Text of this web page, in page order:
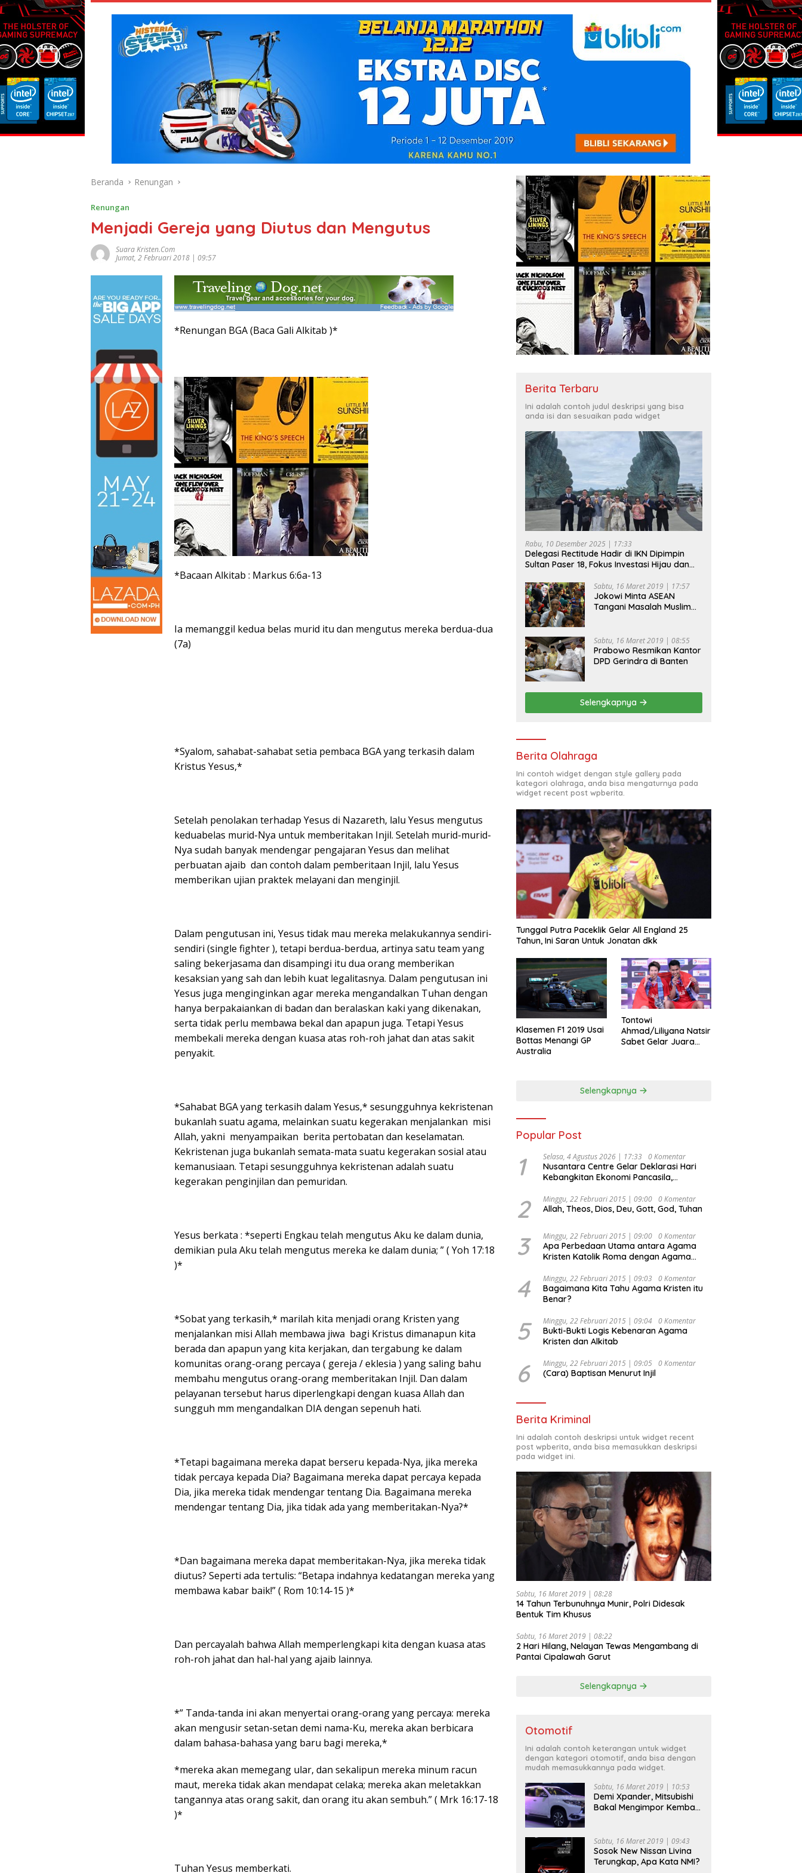
Beranda Renungan
Renungan
Menjadi Gereja yang Diutus dan Mengutus
Suara Kristen.com
Jumat, 2 Februari 2018 | 09:57
*Renungan BGA (Baca Gali Alkitab )*
*Bacaan Alkitab : Markus 6:6a-13
Ia memanggil kedua belas murid itu dan mengutus mereka berdua-dua
(7a)
*Syalom, sahabat-sahabat setia pembaca BGA yang terkasih dalam
Kristus Yesus,*
Setelah penolakan terhadap Yesus di Nazareth, lalu Yesus mengutus
keduabelas murid-Nya untuk memberitakan Injil. Setelah murid-murid-
Nya sudah banyak mendengar pengajaran Yesus dan melihat
perbuatan ajaib dan contoh dalam pemberitaan Injil, lalu Yesus
memberikan ujian praktek melayani dan menginjil.
Dalam pengutusan ini, Yesus tidak mau mereka melakukannya sendiri-
sendiri (single fighter ), tetapi berdua-berdua, artinya satu team yang
saling bekerjasama dan disampingi itu dua orang memberikan
kesaksian yang sah dan lebih kuat legalitasnya. Dalam pengutusan ini
Yesus juga menginginkan agar mereka mengandalkan Tuhan dengan
hanya berpakaiankan di badan dan beralaskan kaki yang dikenakan,
serta tidak perlu membawa bekal dan apapun juga. Tetapi Yesus
membekali mereka dengan kuasa atas roh-roh jahat dan atas sakit
penyakit.
*Sahabat BGA yang terkasih dalam Yesus,* sesungguhnya kekristenan
bukanlah suatu agama, melainkan suatu kegerakan menjalankan misi
Allah, yakni menyampaikan berita pertobatan dan keselamatan.
Kekristenan juga bukanlah semata-mata suatu kegerakan sosial atau
kemanusiaan. Tetapi sesungguhnya kekristenan adalah suatu
kegerakan penginjilan dan pemuridan.
Yesus berkata : *seperti Engkau telah mengutus Aku ke dalam dunia,
demikian pula Aku telah mengutus mereka ke dalam dunia; ” ( Yoh 17:18
)*
*Sobat yang terkasih,* marilah kita menjadi orang Kristen yang
menjalankan misi Allah membawa jiwa bagi Kristus dimanapun kita
berada dan apapun yang kita kerjakan, dan tergabung ke dalam
komunitas orang-orang percaya ( gereja / eklesia ) yang saling bahu
membahu mengutus orang-orang memberitakan Injil. Dan dalam
pelayanan tersebut harus diperlengkapi dengan kuasa Allah dan
sungguh mm mengandalkan DIA dengan sepenuh hati.
*Tetapi bagaimana mereka dapat berseru kepada-Nya, jika mereka
tidak percaya kepada Dia? Bagaimana mereka dapat percaya kepada
Dia, jika mereka tidak mendengar tentang Dia. Bagaimana mereka
mendengar tentang Dia, jika tidak ada yang memberitakan-Nya?*
*Dan bagaimana mereka dapat memberitakan-Nya, jika mereka tidak
diutus? Seperti ada tertulis: “Betapa indahnya kedatangan mereka yang
membawa kabar baik!” ( Rom 10:14-15 )*
Dan percayalah bahwa Allah memperlengkapi kita dengan kuasa atas
roh-roh jahat dan hal-hal yang ajaib lainnya.
*” Tanda-tanda ini akan menyertai orang-orang yang percaya: mereka
akan mengusir setan-setan demi nama-Ku, mereka akan berbicara
dalam bahasa-bahasa yang baru bagi mereka,*
*mereka akan memegang ular, dan sekalipun mereka minum racun
maut, mereka tidak akan mendapat celaka; mereka akan meletakkan
tangannya atas orang sakit, dan orang itu akan sembuh.” ( Mrk 16:17-18
)*
Tuhan Yesus memberkati.
Berita Terbaru
Ini adalah contoh judul deskripsi yang bisa
anda isi dan sesuaikan pada widget
Rabu, 10 Desember 2025 | 17:33
Delegasi Rectitude Hadir di IKN Dipimpin
Sultan Paser 18, Fokus Investasi Hijau dan
Sabtu, 16 Maret 2019 | 17:57
Jokowi Minta ASEAN
Tangani Masalah Muslim
Sabtu, 16 Maret 2019 | 08:55
Prabowo Resmikan Kantor
DPD Gerindra di Banten
Selengkapnya
Berita Olahraga
Ini contoh widget dengan style gallery pada
kategori olahraga, anda bisa mengaturnya pada
widget recent post wpberita.
Tunggal Putra Paceklik Gelar All England 25
Tahun, Ini Saran Untuk Jonatan dkk
Klasemen F1 2019 Usai
Bottas Menangi GP
Australia
Tontowi
Ahmad/Liliyana Natsir
Sabet Gelar Juara
Selengkapnya
Popular Post
1 Selasa, 4 Agustus 2026 | 17:33 0 Komentar
Nusantara Centre Gelar Deklarasi Hari
Kebangkitan Ekonomi Pancasila,
Djojohadikusumo Anti Penjajahan
(Pergolakan Ekonomi Politik Indonesia) &
Undang Perekonomian Nasional dan
Kesejahteraan Sosial dalam Menata
Bangsa Menuju Indonesia Emas 2045”,
2 Minggu, 22 Februari 2015 | 09:00 0 Komentar
Allah, Theos, Dios, Deu, Gott, God, Tuhan
3 Minggu, 22 Februari 2015 | 09:00 0 Komentar
Apa Perbedaan Utama antara Agama
Kristen Katolik Roma dengan Agama
4 Minggu, 22 Februari 2015 | 09:03 0 Komentar
Bagaimana Kita Tahu Agama Kristen itu
Benar?
5 Minggu, 22 Februari 2015 | 09:04 0 Komentar
Bukti-Bukti Logis Kebenaran Agama
Kristen dan Alkitab
6 Minggu, 22 Februari 2015 | 09:05 0 Komentar
(Cara) Baptisan Menurut Injil
Berita Kriminal
Ini adalah contoh deskripsi untuk widget recent
post wpberita, anda bisa memasukkan deskripsi
pada widget ini.
Sabtu, 16 Maret 2019 | 08:28
14 Tahun Terbunuhnya Munir, Polri Didesak
Bentuk Tim Khusus
Sabtu, 16 Maret 2019 | 08:22
2 Hari Hilang, Nelayan Tewas Mengambang di
Pantai Cipalawah Garut
Selengkapnya
Otomotif
Ini adalah contoh keterangan untuk widget
dengan kategori otomotif, anda bisa dengan
mudah memasukkannya pada widget.
Sabtu, 16 Maret 2019 | 10:53
Demi Xpander, Mitsubishi
Bakal Mengimpor Kembali
Sabtu, 16 Maret 2019 | 09:43
Sosok New Nissan Livina
Terungkap, Apa Kata NMI?